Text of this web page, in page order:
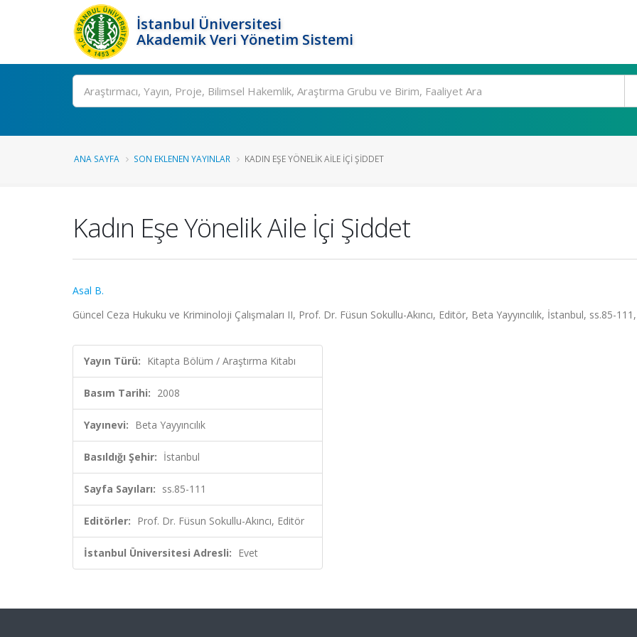
İstanbul Üniversitesi
Akademik Veri Yönetim Sistemi
Ara
ANA SAYFA SON EKLENEN YAYINLAR KADIN EŞE YÖNELIK AILE İÇI ŞIDDET
Kadın Eşe Yönelik Aile İçi Şiddet
Asal B.
Güncel Ceza Hukuku ve Kriminoloji Çalışmaları II, Prof. Dr. Füsun Sokullu-Akıncı, Editör, Beta Yayyıncılık, İstanbul, ss.85-
Yayın Türü: Kitapta Bölüm / Araştırma Kitabı
Basım Tarihi: 2008
Yayınevi: Beta Yayyıncılık
Basıldığı Şehir: İstanbul
Sayfa Sayıları: ss.85-111
Editörler: Prof. Dr. Füsun Sokullu-Akıncı, Editör
İstanbul Üniversitesi Adresli: Evet